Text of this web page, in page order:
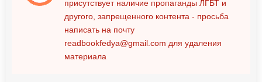
присутствует наличие пропаганды ЛГБТ и
другого, запрещенного контента - просьба
написать на почту
readbookfedya@gmail.com для удаления
материала